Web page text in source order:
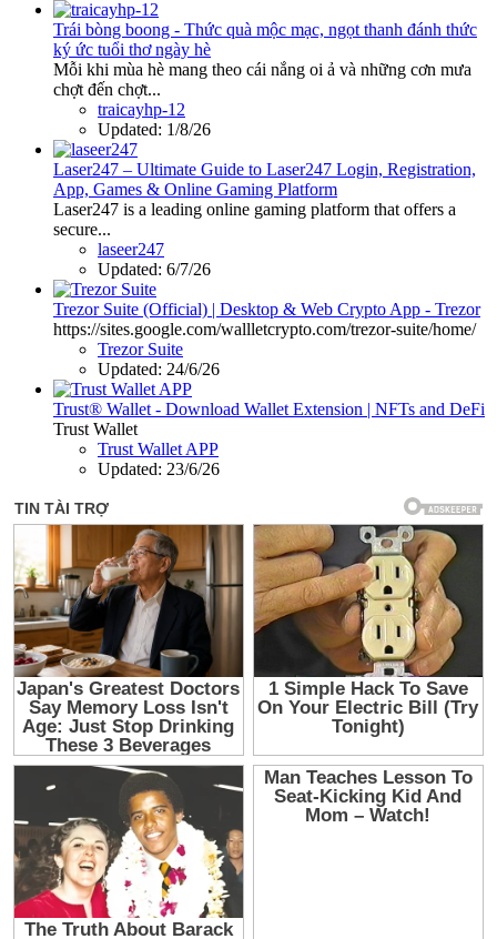
Trái bòng boong - Thức quà mộc mạc, ngọt thanh đánh thức
ký ức tuổi thơ ngày hè
Mỗi khi mùa hè mang theo cái nắng oi ả và những cơn mưa
chợt đến chợt...
traicayhp-12
Updated: 1/8/26
Laser247 – Ultimate Guide to Laser247 Login, Registration,
App, Games & Online Gaming Platform
Laser247 is a leading online gaming platform that offers a
secure...
laseer247
Updated: 6/7/26
Trezor Suite (Official) | Desktop & Web Crypto App - Trezor
https://sites.google.com/wallletcrypto.com/trezor-suite/home/
Trezor Suite
Updated: 24/6/26
Trust® Wallet - Download Wallet Extension | NFTs and DeFi
Trust Wallet
Trust Wallet APP
Updated: 23/6/26